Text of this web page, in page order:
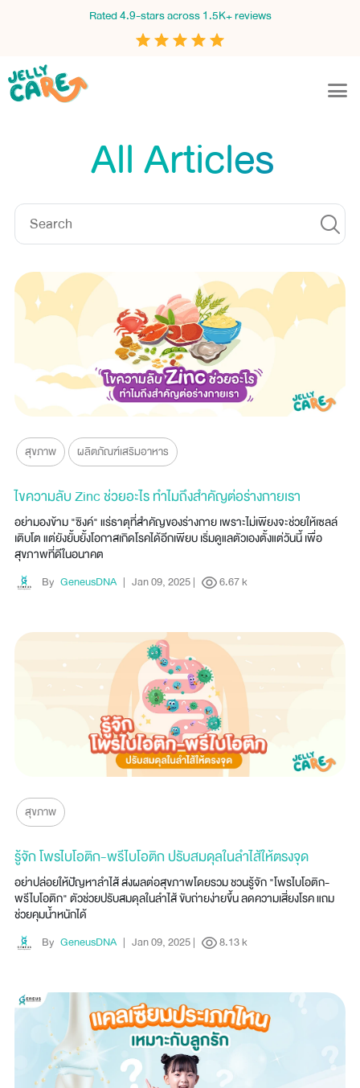
Rated 4.9-stars across 1.5K+ reviews
All Articles
สุขภาพ ผลิตภัณฑ์เสริมอาหาร
ไขความลับ Zinc ช่วยอะไร ทำไมถึงสำคัญต่อร่างกายเรา
อย่ามองข้าม "ซิงค์" แร่ธาตุที่สำคัญของร่างกาย เพราะไม่เพียงจะช่วยให้เซลล์
เติบโต แต่ยังยั้บยั้งโอกาสเกิดโรคได้อีกเพียบ เริ่มดูแลตัวเองตั้งแต่วันนี้ เพื่อ
สุขภาพที่ดีในอนาคต
By GeneusDNA | Jan 09, 2025| 6.67 k
สุขภาพ
รู้จัก โพรไบโอติก-พรีไบโอติก ปรับสมดุลในลำไส้ให้ตรงจุด
อย่าปล่อยให้ปัญหาลำไส้ ส่งผลต่อสุขภาพโดยรวม ชวนรู้จัก "โพรไบโอติก-
พรีไบโอติก" ตัวช่วยปรับสมดุลในลำไส้ ขับถ่ายง่ายขึ้น ลดความเสี่ยงโรค แถม
ช่วยคุมน้ำหนักได้
By GeneusDNA | Jan 09, 2025| 8.13 k